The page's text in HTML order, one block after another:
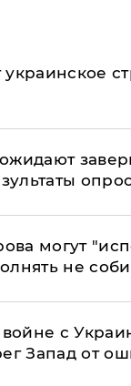
ожидают
могут
не
с
Запад от